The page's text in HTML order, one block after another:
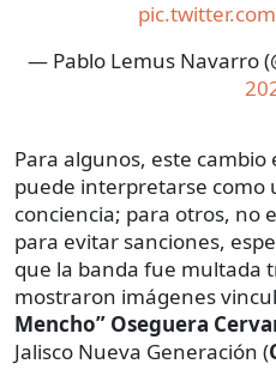
— Pablo Lemus Navarro
Para algunos, este cambio
puede interpretarse como
conciencia; para otros, no
para evitar sanciones,
que la banda fue multada
mostraron imágenes
Mencho” Oseguera
Jalisco Nueva Generación (